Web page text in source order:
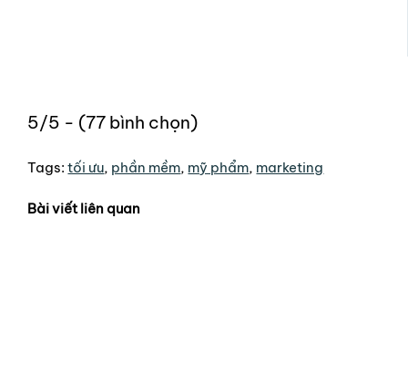
5/5 - (77 bình chọn)
Tags:tối ưu, phần mềm, mỹ phẩm, marketing
Bài viết liên quan